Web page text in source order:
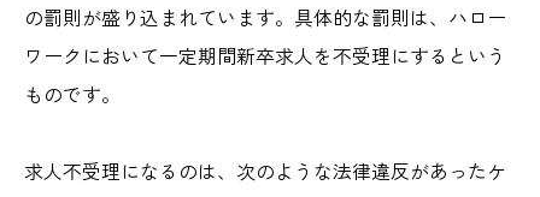
の罰則が盛り込まれています。具体的な罰則は、ハロー
ワークにおいて一定期間新卒求人を不受理にするという
ものです。
求人不受理になるのは、次のような法律違反があったケ